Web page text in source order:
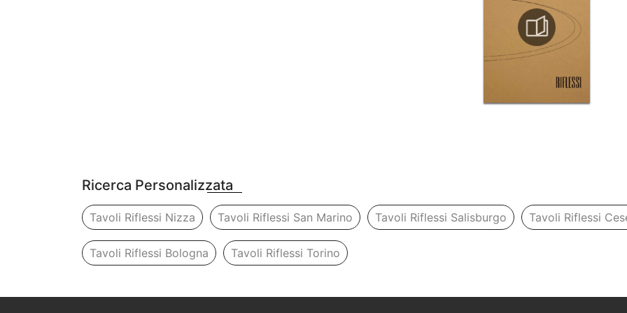
Ricerca Personalizzata
Tavoli Riflessi Nizza Tavoli Riflessi San Marino Tavoli Riflessi Salisburgo Tavoli Riflessi
Tavoli Riflessi Bologna Tavoli Riflessi Torino